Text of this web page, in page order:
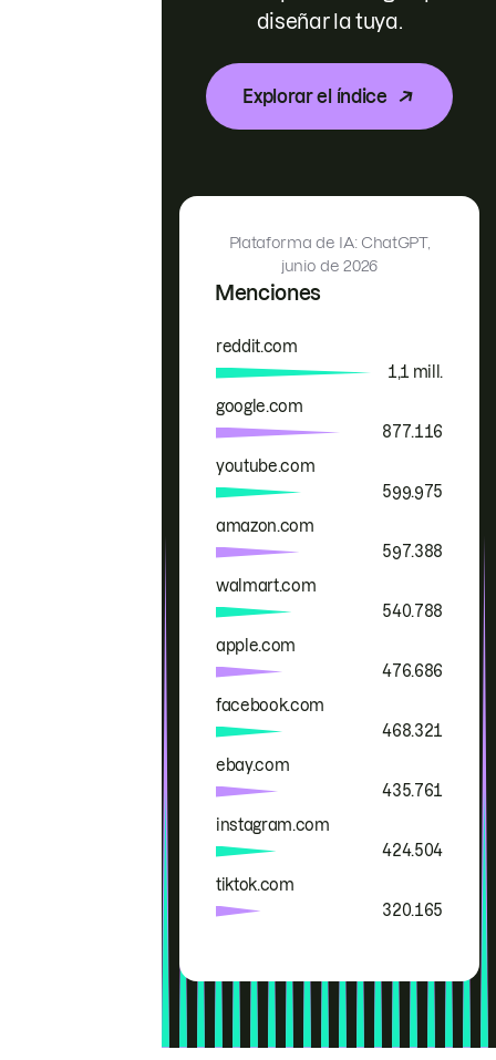
diseñar la tuya.
Explorar el índice
Menciones
Plataforma de IA: ChatGPT,
junio de 2026
Marca Menciones
reddit.com
1,1 mill.
google.com
877.116
youtube.com
599.975
amazon.com
597.388
walmart.com
540.788
apple.com
476.686
facebook.com
468.321
ebay.com
435.761
instagram.com
424.504
tiktok.com
320.165